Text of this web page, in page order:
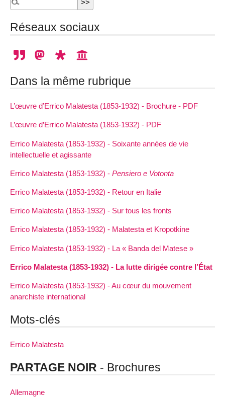
Réseaux sociaux
Dans la même rubrique
L’œuvre d’Errico Malatesta (1853-1932) - Brochure - PDF
L’œuvre d’Errico Malatesta (1853-1932) - PDF
Errico Malatesta (1853-1932) - Soixante années de vie
intellectuelle et agissante
Errico Malatesta (1853-1932) - Pensiero e Votonta
Errico Malatesta (1853-1932) - Retour en Italie
Errico Malatesta (1853-1932) - Sur tous les fronts
Errico Malatesta (1853-1932) - Malatesta et Kropotkine
Errico Malatesta (1853-1932) - La « Banda del Matese »
Errico Malatesta (1853-1932) - La lutte dirigée contre l’État
Errico Malatesta (1853-1932) - Au cœur du mouvement
anarchiste international
Mots-clés
Errico Malatesta
PARTAGE NOIR - Brochures
Allemagne